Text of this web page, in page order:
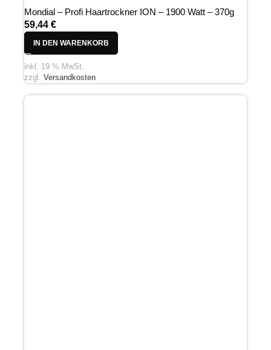
Mondial – Profi Haartrockner ION – 1900 Watt – 370g
59,44 €
IN DEN WARENKORB
inkl. 19 % MwSt.
zzgl. Versandkosten